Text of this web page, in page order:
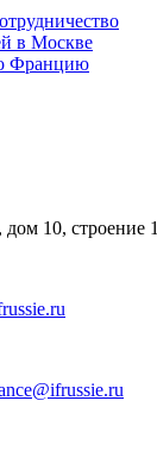
в Москве
Францию
10, строение 1